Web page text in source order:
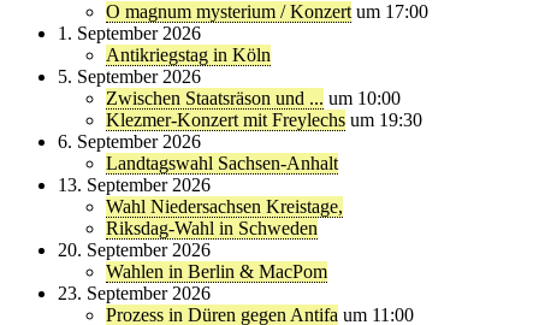
O magnum mysterium / Konzert um 17:00
1. September 2026
Antikriegstag in Köln
5. September 2026
Zwischen Staatsräson und ... um 10:00
Klezmer-Konzert mit Freylechs um 19:30
6. September 2026
Landtagswahl Sachsen-Anhalt
13. September 2026
Wahl Niedersachsen Kreistage,
Riksdag-Wahl in Schweden
20. September 2026
Wahlen in Berlin & MacPom
23. September 2026
Prozess in Düren gegen Antifa um 11:00